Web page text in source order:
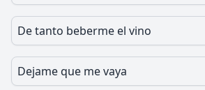
De tanto beberme el vino
Dejame que me vaya